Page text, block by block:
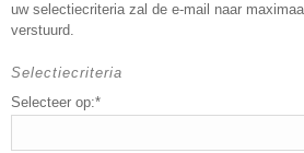
uw selectiecriteria zal de e-mail naar
verstuurd.
Selectiecriteria
Selecteer op:*